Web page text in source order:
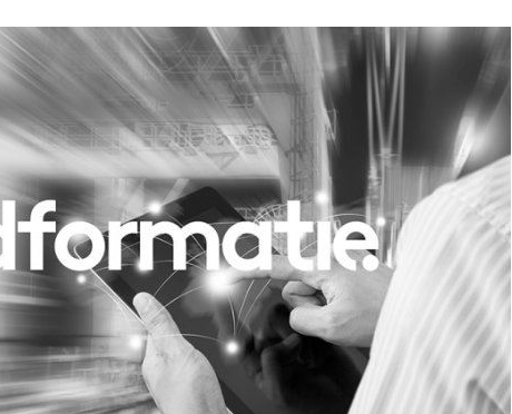
marketing
communicatie
Purpose Marketing
Reputatie & crisis